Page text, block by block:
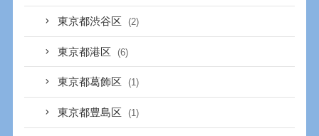
東京都渋谷区 (2)
東京都港区 (6)
東京都葛飾区 (1)
東京都豊島区 (1)